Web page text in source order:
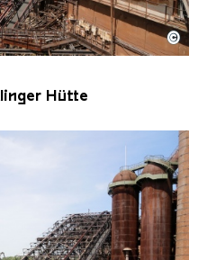
Völklinger Hütte mit
Völklinger Hütte | Karl
©
Hütte